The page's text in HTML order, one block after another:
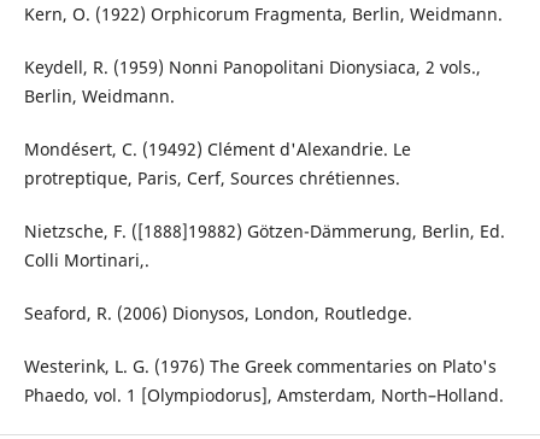
Kern, O. (1922) Orphicorum Fragmenta, Berlin, Weidmann.
Keydell, R. (1959) Nonni Panopolitani Dionysiaca, 2 vols.,
Berlin, Weidmann.
Mondésert, C. (19492) Clément d'Alexandrie. Le
protreptique, Paris, Cerf, Sources chrétiennes.
Nietzsche, F. ([1888]19882) Götzen-Dämmerung, Berlin, Ed.
Colli Mortinari,.
Seaford, R. (2006) Dionysos, London, Routledge.
Westerink, L. G. (1976) The Greek commentaries on Plato's
Phaedo, vol. 1 [Olympiodorus], Amsterdam, North–Holland.